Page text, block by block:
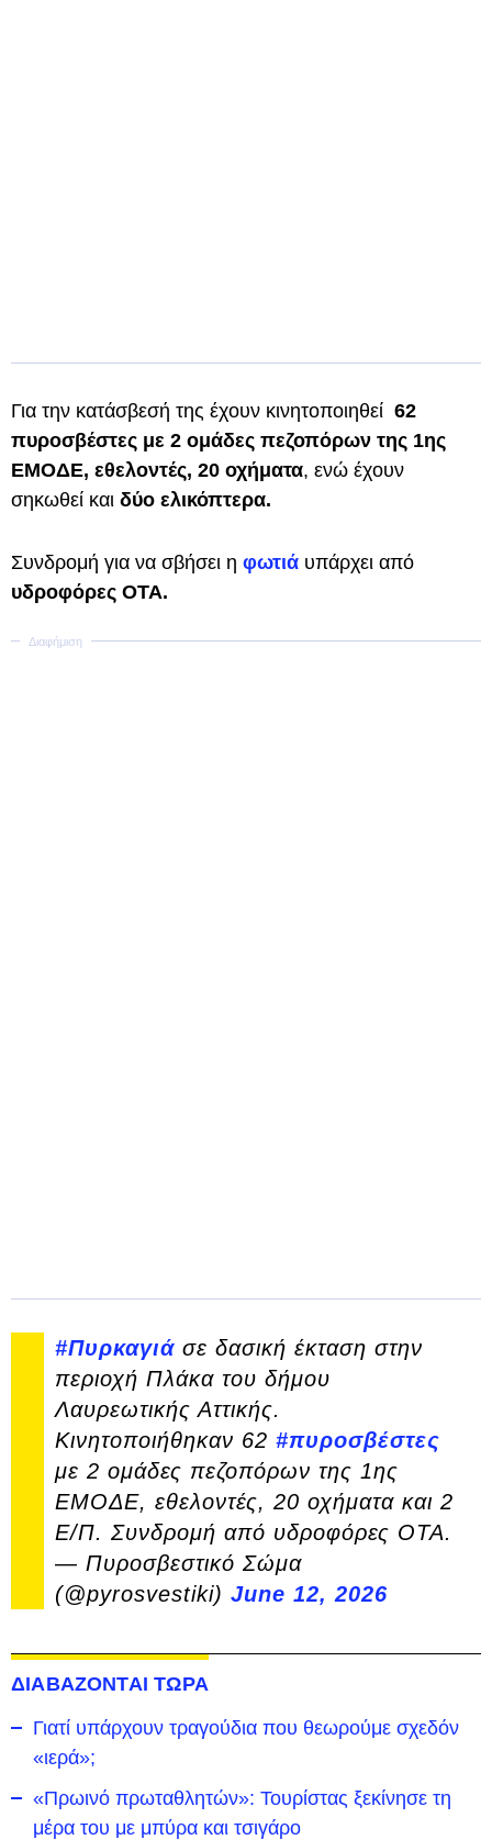
Για την κατάσβεσή της έχουν κινητοποιηθεί 62
πυροσβέστες με 2 ομάδες πεζοπόρων της 1ης
ΕΜΟΔΕ, εθελοντές, 20 οχήματα, ενώ έχουν
σηκωθεί και δύο ελικόπτερα.
Συνδρομή για να σβήσει η φωτιά υπάρχει από
υδροφόρες ΟΤΑ.
#Πυρκαγιά σε δασική έκταση στην
περιοχή Πλάκα του δήμου
Λαυρεωτικής Αττικής.
Κινητοποιήθηκαν 62 #πυροσβέστες
με 2 ομάδες πεζοπόρων της 1ης
ΕΜΟΔΕ, εθελοντές, 20 οχήματα και 2
Ε/Π. Συνδρομή από υδροφόρες ΟΤΑ.
— Πυροσβεστικό Σώμα
(@pyrosvestiki) June 12, 2026
ΔΙΑΒΑΖΟΝΤΑΙ ΤΩΡΑ
Γιατί υπάρχουν τραγούδια που θεωρούμε σχεδόν
«ιερά»;
«Πρωινό πρωταθλητών»: Τουρίστας ξεκίνησε τη
μέρα του με μπύρα και τσιγάρο